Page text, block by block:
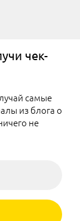
чек-
самые
из блога о
не